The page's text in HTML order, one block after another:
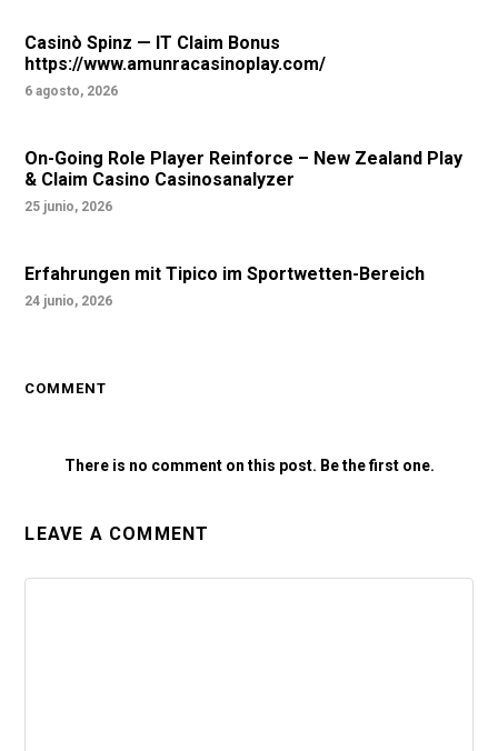
Casinò Spinz — IT Claim Bonus
https://www.amunracasinoplay.com/
6 agosto, 2026
On-Going Role Player Reinforce – New Zealand Play
& Claim Casino Casinosanalyzer
25 junio, 2026
Erfahrungen mit Tipico im Sportwetten-Bereich
24 junio, 2026
COMMENT
There is no comment on this post. Be the first one.
LEAVE A COMMENT